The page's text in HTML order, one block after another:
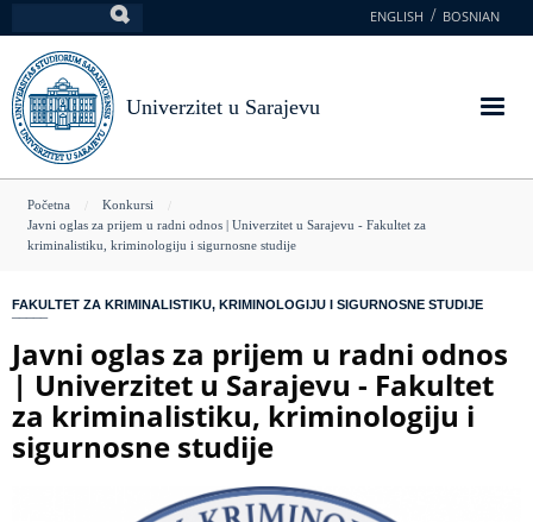
na
glavni
sadržaj
ENGLISH BOSNIAN
Univerzitet u Sarajevu
You
are
Početna
Konkursi
Javni oglas za prijem u radni odnos | Univerzitet u Sarajevu - Fakultet za
kriminalistiku, kriminologiju i sigurnosne studije
FAKULTET ZA KRIMINALISTIKU, KRIMINOLOGIJU I SIGURNOSNE STUDIJE
Javni oglas za prijem u radni odnos
| Univerzitet u Sarajevu - Fakultet
za kriminalistiku, kriminologiju i
sigurnosne studije